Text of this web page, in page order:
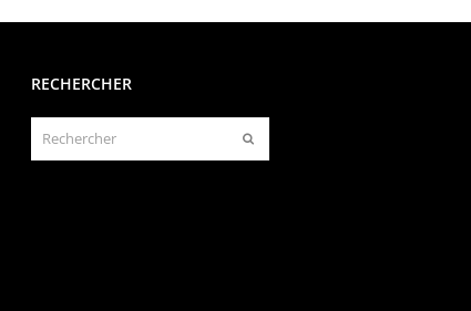
RECHERCHER